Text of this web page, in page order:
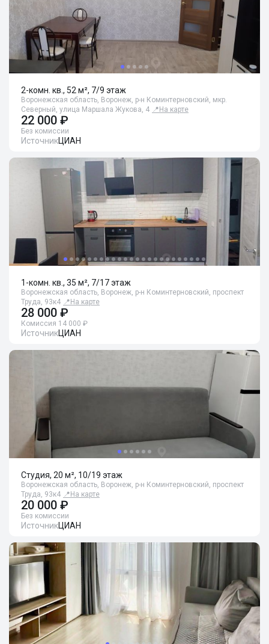
2-комн. кв., 52 м², 7/9 этаж
Воронежская область, Воронеж, р-н Коминтерновский, мкр.
Северный, улица Маршала Жукова, 4 📍 На карте
22 000 ₽
Без комиссии
ИсточникЦИАН
1-комн. кв., 35 м², 7/17 этаж
Воронежская область, Воронеж, р-н Коминтерновский, проспект
Труда, 93к4 📍 На карте
28 000 ₽
Комиссия 14 000 ₽
ИсточникЦИАН
Студия, 20 м², 10/19 этаж
Воронежская область, Воронеж, р-н Коминтерновский, проспект
Труда, 93к4 📍 На карте
20 000 ₽
Без комиссии
ИсточникЦИАН